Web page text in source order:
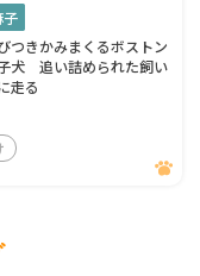
子
つきかみまくるボストン
犬 追い詰められた飼い
走る